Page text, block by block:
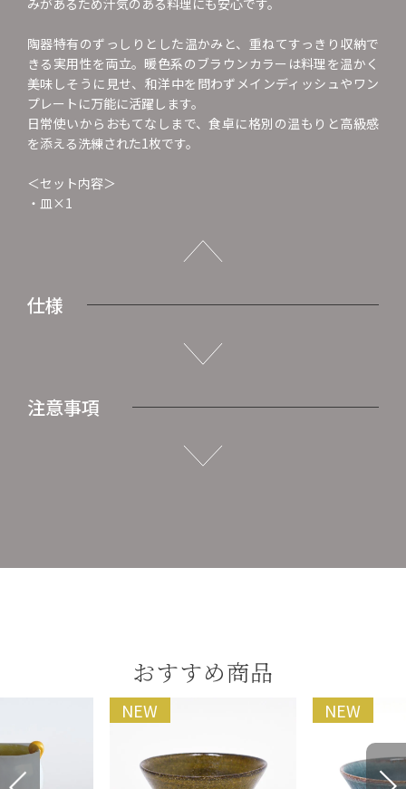
陶器特有のずっしりとした温かみと、重ねてすっきり収納で
きる実用性を両立。暖色系のブラウンカラーは料理を温かく
美味しそうに見せ、和洋中を問わずメインディッシュやワン
プレートに万能に活躍します。
日常使いからおもてなしまで、食卓に格別の温もりと高級感
を添える洗練された1枚です。
＜セット内容＞
・皿×1
仕様
注意事項
おすすめ商品
NEW NEW